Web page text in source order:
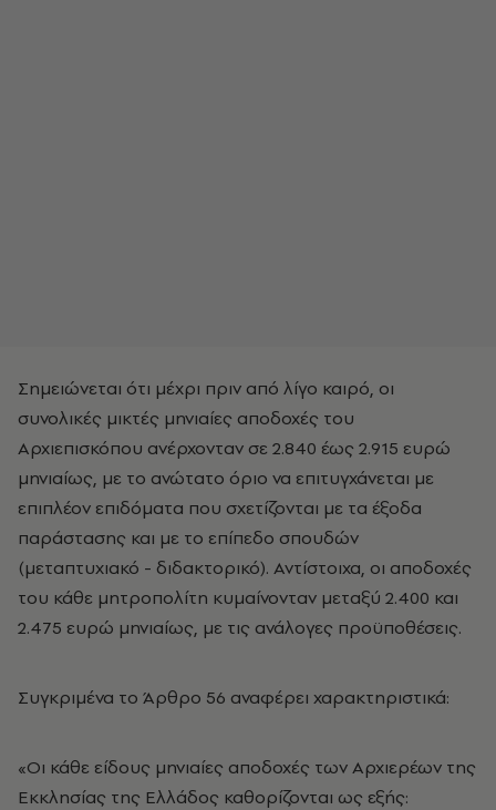
Σημειώνεται ότι μέχρι πριν από λίγο καιρό, οι
συνολικές μικτές μηνιαίες αποδοχές του
Αρχιεπισκόπου ανέρχονταν σε 2.840 έως 2.915 ευρώ
μηνιαίως, με το ανώτατο όριο να επιτυγχάνεται με
επιπλέον επιδόματα που σχετίζονται με τα έξοδα
παράστασης και με το επίπεδο σπουδών
(μεταπτυχιακό - διδακτορικό). Αντίστοιχα, οι αποδοχές
του κάθε μητροπολίτη κυμαίνονταν μεταξύ 2.400 και
2.475 ευρώ μηνιαίως, με τις ανάλογες προϋποθέσεις.
Συγκριμένα το Άρθρο 56 αναφέρει χαρακτηριστικά:
«Οι κάθε είδους μηνιαίες αποδοχές των Αρχιερέων της
Εκκλησίας της Ελλάδος καθορίζονται ως εξής: